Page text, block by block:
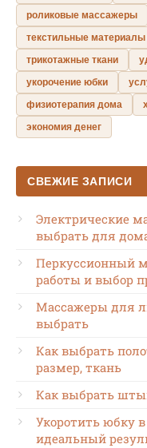
роликовые массажеры
текстильные материалы
трикотажные ткани
укорочение юбки
физиотерапия дома
экономия денег
СВЕЖИЕ ЗАПИСИ
Электрические
выбрать для
Перкуссионный
работы и выбор
Массажеры для
выбрать
Как выбрать
размер, ткань
Как выбрать
Укоротить юбку
идеальный